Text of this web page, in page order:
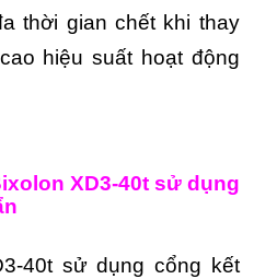
thời gian chết khi thay
hiệu suất hoạt động
XD3-40t sử dụng
40t sử dụng cổng kết